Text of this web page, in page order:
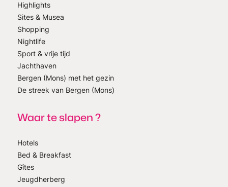
Highlights
Sites & Musea
Shopping
Nightlife
Sport & vrije tijd
Jachthaven
Bergen (Mons) met het gezin
De streek van Bergen (Mons)
Waar te slapen ?
Hotels
Bed & Breakfast
Gîtes
Jeugdherberg